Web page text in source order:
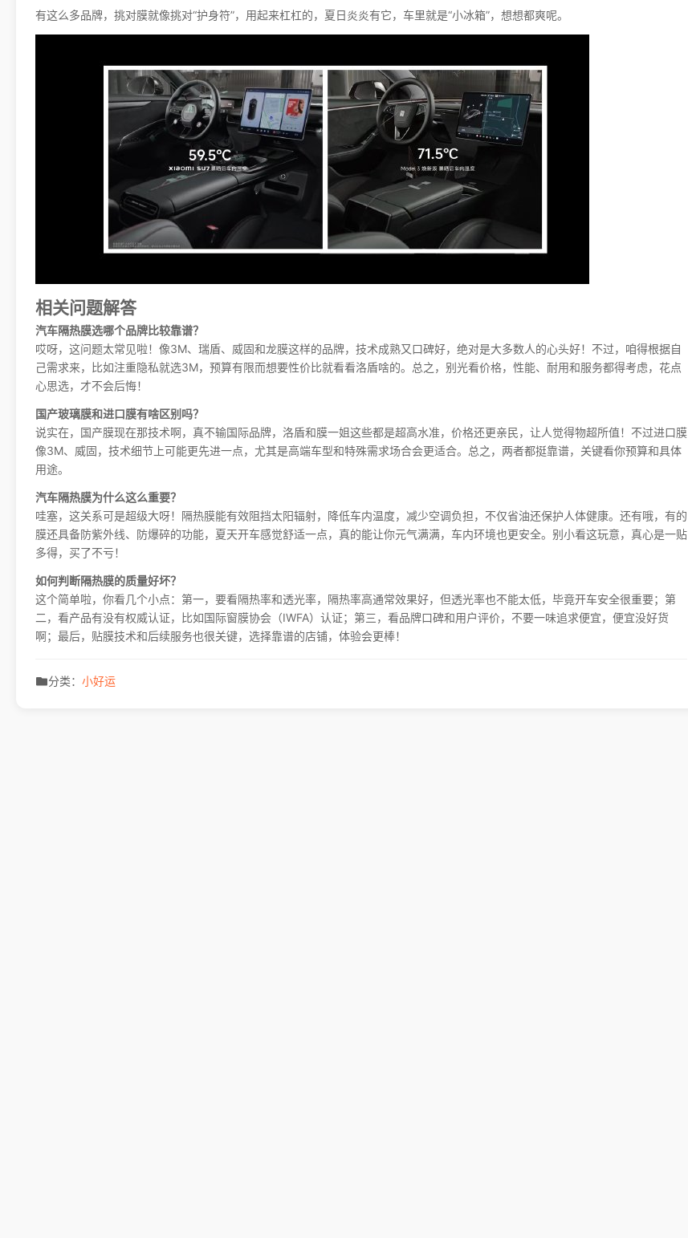
有这么多品牌，挑对膜就像挑对“护身符”，用起来杠杠的，夏日炎炎有它，车里就是“小冰箱”，想想都爽呢。
相关问题解答
汽车隔热膜选哪个品牌比较靠谱？
哎呀，这问题太常见啦！像3M、瑞盾、威固和龙膜这样的品牌，技术成熟又口碑好，绝对是大多数人的心头好！不过，咱得根据自
己需求来，比如注重隐私就选3M，预算有限而想要性价比就看看洛盾啥的。总之，别光看价格，性能、耐用和服务都得考虑，花点
心思选，才不会后悔！
国产玻璃膜和进口膜有啥区别吗？
说实在，国产膜现在那技术啊，真不输国际品牌，洛盾和膜一姐这些都是超高水准，价格还更亲民，让人觉得物超所值！不过进口膜
像3M、威固，技术细节上可能更先进一点，尤其是高端车型和特殊需求场合会更适合。总之，两者都挺靠谱，关键看你预算和具体
用途。
汽车隔热膜为什么这么重要？
哇塞，这关系可是超级大呀！隔热膜能有效阻挡太阳辐射，降低车内温度，减少空调负担，不仅省油还保护人体健康。还有哦，有的
膜还具备防紫外线、防爆碎的功能，夏天开车感觉舒适一点，真的能让你元气满满，车内环境也更安全。别小看这玩意，真心是一贴
多得，买了不亏！
如何判断隔热膜的质量好坏？
这个简单啦，你看几个小点：第一，要看隔热率和透光率，隔热率高通常效果好，但透光率也不能太低，毕竟开车安全很重要；第
二，看产品有没有权威认证，比如国际窗膜协会（IWFA）认证；第三，看品牌口碑和用户评价，不要一味追求便宜，便宜没好货
啊；最后，贴膜技术和后续服务也很关键，选择靠谱的店铺，体验会更棒！
分类： 小好运